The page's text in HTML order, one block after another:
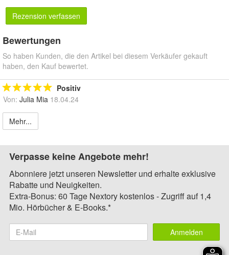
Rezension verfassen
Bewertungen
So haben Kunden, die den Artikel bei diesem Verkäufer gekauft
haben, den Kauf bewertet.
Positiv
Von: Julia Mia 18.04.24
Mehr...
Verpasse keine Angebote mehr!
Abonniere jetzt unseren Newsletter und erhalte exklusive
Rabatte und Neuigkeiten.
Extra-Bonus: 60 Tage Nextory kostenlos - Zugriff auf 1,4
Mio. Hörbücher & E-Books.*
Anmelden